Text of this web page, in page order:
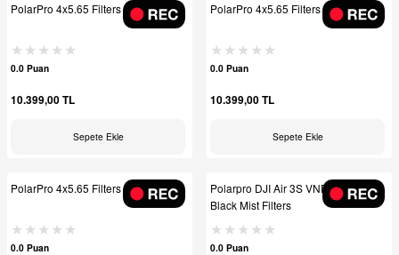
PolarPro 4x5.65 Filters - ( ND8 )
0.0 Puan
10.399,00 TL
Sepete Ekle
PolarPro 4x5.65 Filters - ( ND4 )
0.0 Puan
10.399,00 TL
Sepete Ekle
PolarPro 4x5.65 Filters - ( ND2 )
0.0 Puan
Polarpro DJI Air 3S VND 3-7 Stop +
Black Mist Filters
0.0 Puan